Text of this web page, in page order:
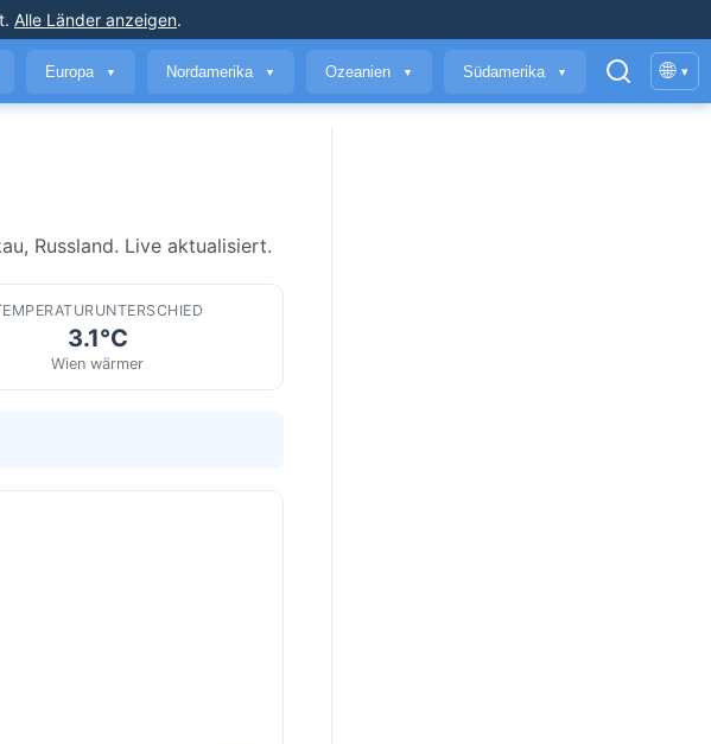
. Alle Länder anzeigen.
Europa ▼ Nordamerika ▼ Ozeanien ▼ Südamerika ▼ 🌐 ▾
Russland. Live aktualisiert.
3.1°C
Wien wärmer